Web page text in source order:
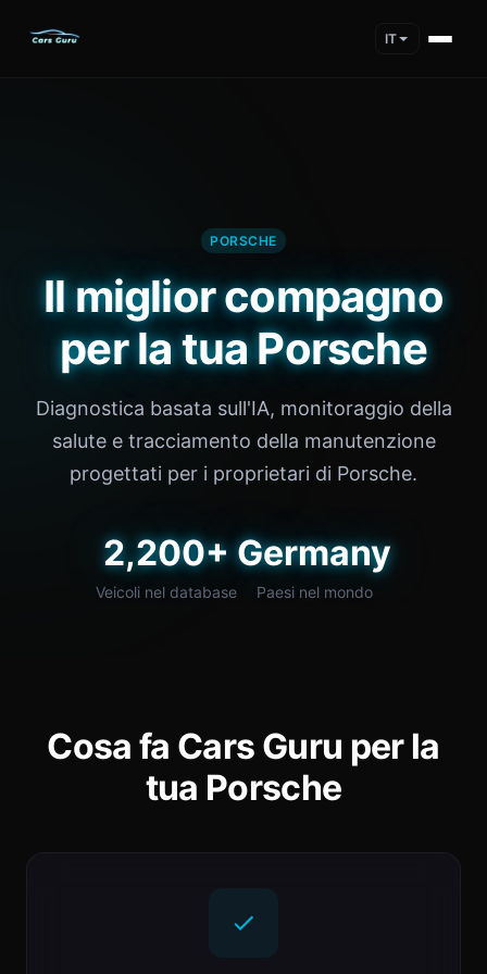
IT
PORSCHE
Il miglior compagno
per la tua Porsche
Diagnostica basata sull'IA, monitoraggio della
salute e tracciamento della manutenzione
progettati per i proprietari di Porsche.
2,200+
Veicoli nel database
Germany
Paesi nel mondo
Cosa fa Cars Guru per la
tua Porsche